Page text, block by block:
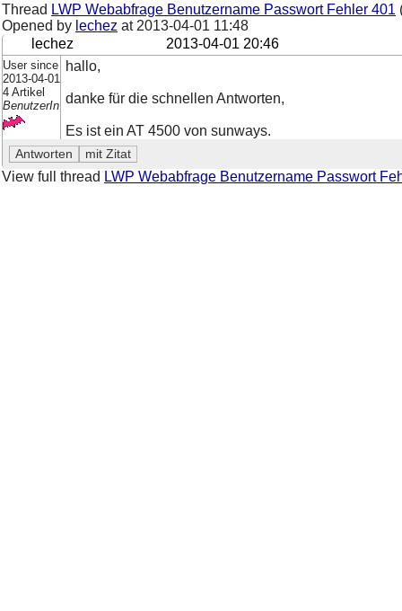
Thread LWP Webabfrage Benutzername Passwort Fehler 401
Opened by lechez at 2013-04-01 11:48
lechez
2013-04-01 20:46
User since
2013-04-01
4 Artikel
BenutzerIn
hallo,
danke für die schnellen Antworten,
Es ist ein AT 4500 von sunways.
View full thread LWP Webabfrage Benutzername Passwort